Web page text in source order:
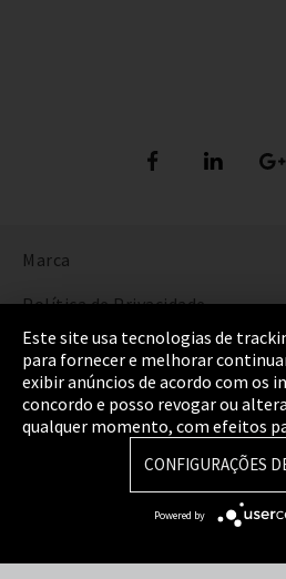
Marca
Política de Privacidade
Cookie Settings
Termos e Condições
Mapa do Site
Este site usa tecnologias de
para fornecer e melhorar
exibir anúncios de acordo com os
concordo e posso revogar ou
qualquer momento, com efeitos
CONFIGURAÇÕES
Powered by